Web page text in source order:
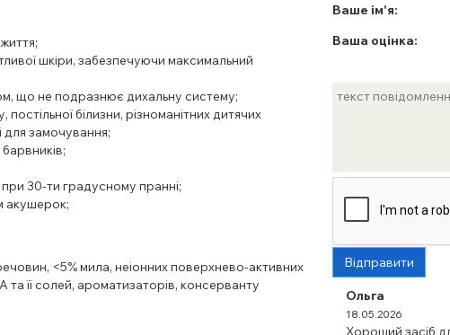
​​шкіри, забезпечуючи максимальний
що не подразнює дихальну систему;
білизни, різноманітних дитячих
для замочування;
барвників;
при 30-ти градусному пранні;
акушерок;
<5% мила, неіонних поверхнево-активних
її солей, ароматизаторів, консерванту
Ваше ім'я:
Ваша оцінка:
Відправити
Ольга
18.05.2026
Хороший засіб